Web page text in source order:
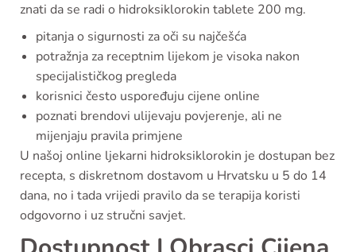
znati da se radi o hidroksiklorokin tablete 200 mg.
pitanja o sigurnosti za oči su najčešća
potražnja za receptnim lijekom je visoka nakon
specijalističkog pregleda
korisnici često uspoređuju cijene online
poznati brendovi ulijevaju povjerenje, ali ne
mijenjaju pravila primjene
U našoj online ljekarni hidroksiklorokin je dostupan bez
recepta, s diskretnom dostavom u Hrvatsku u 5 do 14
dana, no i tada vrijedi pravilo da se terapija koristi
odgovorno i uz stručni savjet.